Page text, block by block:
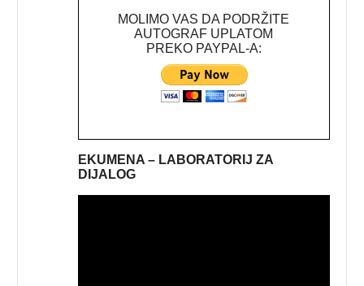
MOLIMO VAS DA PODRŽITE
AUTOGRAF UPLATOM
PREKO PAYPAL-A:
EKUMENA – LABORATORIJ ZA
DIJALOG